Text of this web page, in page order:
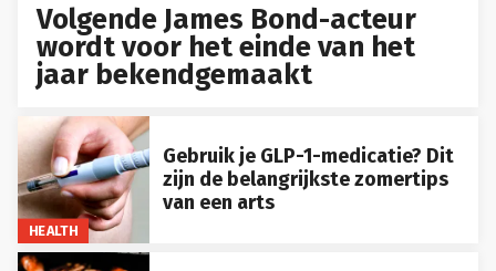
Volgende James Bond-acteur
wordt voor het einde van het
jaar bekendgemaakt
HEALTH
Gebruik je GLP-1-medicatie? Dit
zijn de belangrijkste zomertips
van een arts